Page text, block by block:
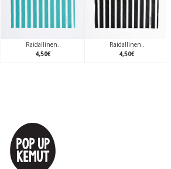
Raidallinen..
4,50€
Raidallinen..
4,50€